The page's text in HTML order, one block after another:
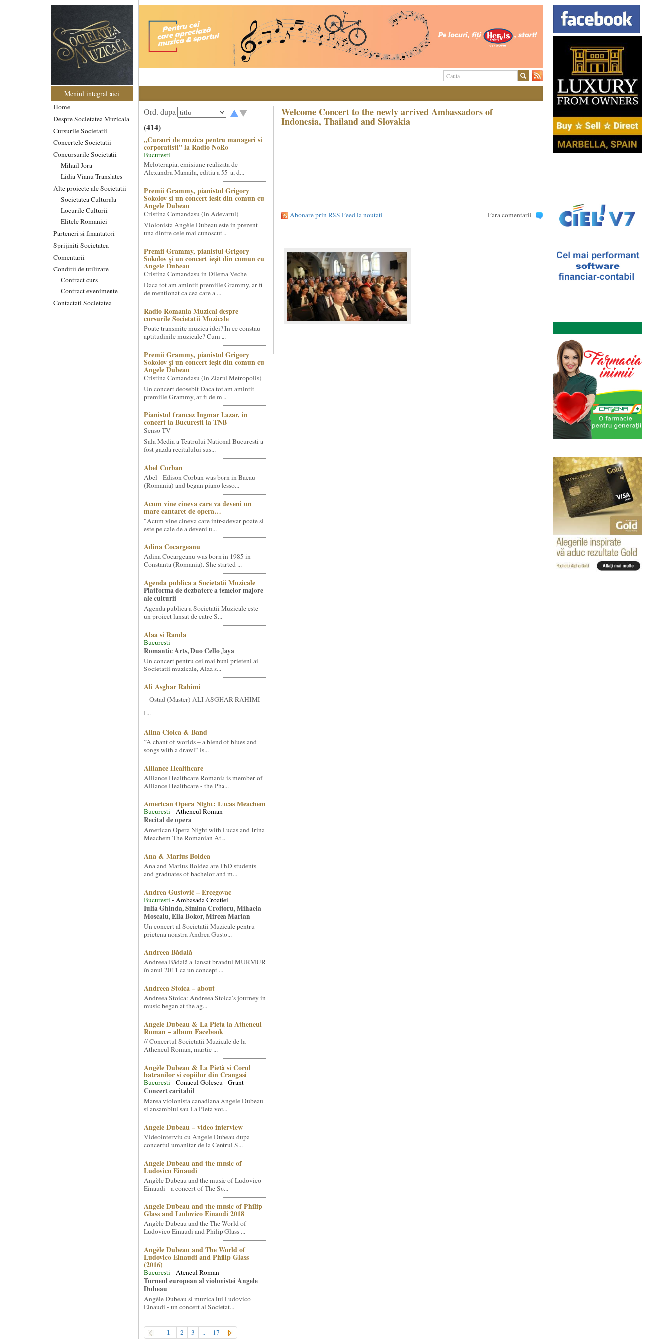
Meniul integralaici
Home
Despre Societatea Muzicala
Cursurile Societatii
Concertele Societatii
Concursurile Societatii
Mihail Jora
Lidia Vianu Translates
Alte proiecte ale Societatii
Societatea Culturala
Locurile Culturii
Elitele Romaniei
Parteneri si finantatori
Sprijiniti Societatea
Comentarii
Conditii de utilizare
Contract curs
Contract evenimente
Contactati Societatea
Ord. dupa
(414)
„Cursuri de muzica pentru manageri si
corporatisti” la Radio NoRo
Bucuresti
Meloterapia, emisiune realizata de
Alexandra Manaila, editia a 55-a, d...
Premii Grammy, pianistul Grigory
Sokolov si un concert iesit din comun cu
Angele Dubeau
Cristina Comandasu (in Adevarul)
Violonista Angèle Dubeau este in prezent
una dintre cele mai cunoscut...
Premii Grammy, pianistul Grigory
Sokolov și un concert ieșit din comun cu
Angele Dubeau
Cristina Comandasu in Dilema Veche
Daca tot am amintit premiile Grammy, ar fi
de mentionat ca cea care a ...
Radio Romania Muzical despre
cursurile Societatii Muzicale
Poate transmite muzica idei? In ce constau
aptitudinile muzicale? Cum ...
Premii Grammy, pianistul Grigory
Sokolov și un concert ieșit din comun cu
Angele Dubeau
Cristina Comandasu (in Ziarul Metropolis)
Un concert deosebit Daca tot am amintit
premiile Grammy, ar fi de m...
Pianistul francez Ingmar Lazar, in
concert la Bucuresti la TNB
Senso TV
Sala Media a Teatrului National Bucuresti a
fost gazda recitalului sus...
Abel Corban
Abel - Edison Corban was born in Bacau
(Romania) and began piano lesso...
Acum vine cineva care va deveni un
mare cantaret de opera…
"Acum vine cineva care intr-adevar poate si
este pe cale de a deveni u...
Adina Cocargeanu
Adina Cocargeanu was born in 1985 in
Constanta (Romania). She started ...
Agenda publica a Societatii Muzicale
Platforma de dezbatere a temelor majore
ale culturii
Agenda publica a Societatii Muzicale este
un proiect lansat de catre S...
Alaa si Randa
Bucuresti
Romantic Arts, Duo Cello Jaya
Un concert pentru cei mai buni prieteni ai
Societatii muzicale, Alaa s...
Ali Asghar Rahimi
Ostad (Master) ALI ASGHAR RAHIMI
I...
Alina Ciolca & Band
”A chant of worlds – a blend of blues and
songs with a drawl” is...
Alliance Healthcare
Alliance Healthcare Romania is member of
Alliance Healthcare - the Pha...
American Opera Night: Lucas Meachem
Bucuresti- Atheneul Roman
Recital de opera
American Opera Night with Lucas and Irina
Meachem The Romanian At...
Ana & Marius Boldea
Ana and Marius Boldea are PhD students
and graduates of bachelor and m...
Andrea Gustović – Ercegovac
Bucuresti- Ambasada Croatiei
Iulia Ghinda, Simina Croitoru, Mihaela
Moscalu, Ella Bokor, Mircea Marian
Un concert al Societatii Muzicale pentru
prietena noastra Andrea Gusto...
Andreea Bădală
Andreea Bădală a lansat brandul MURMUR
în anul 2011 ca un concept ...
Andreea Stoica – about
Andreea Stoica: Andreea Stoica’s journey in
music began at the ag...
Angele Dubeau & La Pieta la Atheneul
Roman – album Facebook
// Concertul Societatii Muzicale de la
Atheneul Roman, martie ...
Angèle Dubeau & La Pietà si Corul
batranilor si copiilor din Crangasi
Bucuresti- Conacul Golescu - Grant
Concert caritabil
Marea violonista canadiana Angele Dubeau
si ansamblul sau La Pieta vor...
Angele Dubeau – video interview
Videointerviu cu Angele Dubeau dupa
concertul umanitar de la Centrul S...
Angele Dubeau and the music of
Ludovico Einaudi
Angèle Dubeau and the music of Ludovico
Einaudi - a concert of The So...
Angele Dubeau and the music of Philip
Glass and Ludovico Einaudi 2018
Angèle Dubeau and the The World of
Ludovico Einaudi and Philip Glass ...
Angèle Dubeau and The World of
Ludovico Einaudi and Philip Glass
(2016)
Bucuresti- Ateneul Roman
Turneul european al violonistei Angele
Dubeau
Angèle Dubeau si muzica lui Ludovico
Einaudi - un concert al Societat...
1 2 3 .. 17
Welcome Concert to the newly arrived Ambassadors of
Indonesia, Thailand and Slovakia
Abonare prin RSS Feed la noutati Fara comentarii